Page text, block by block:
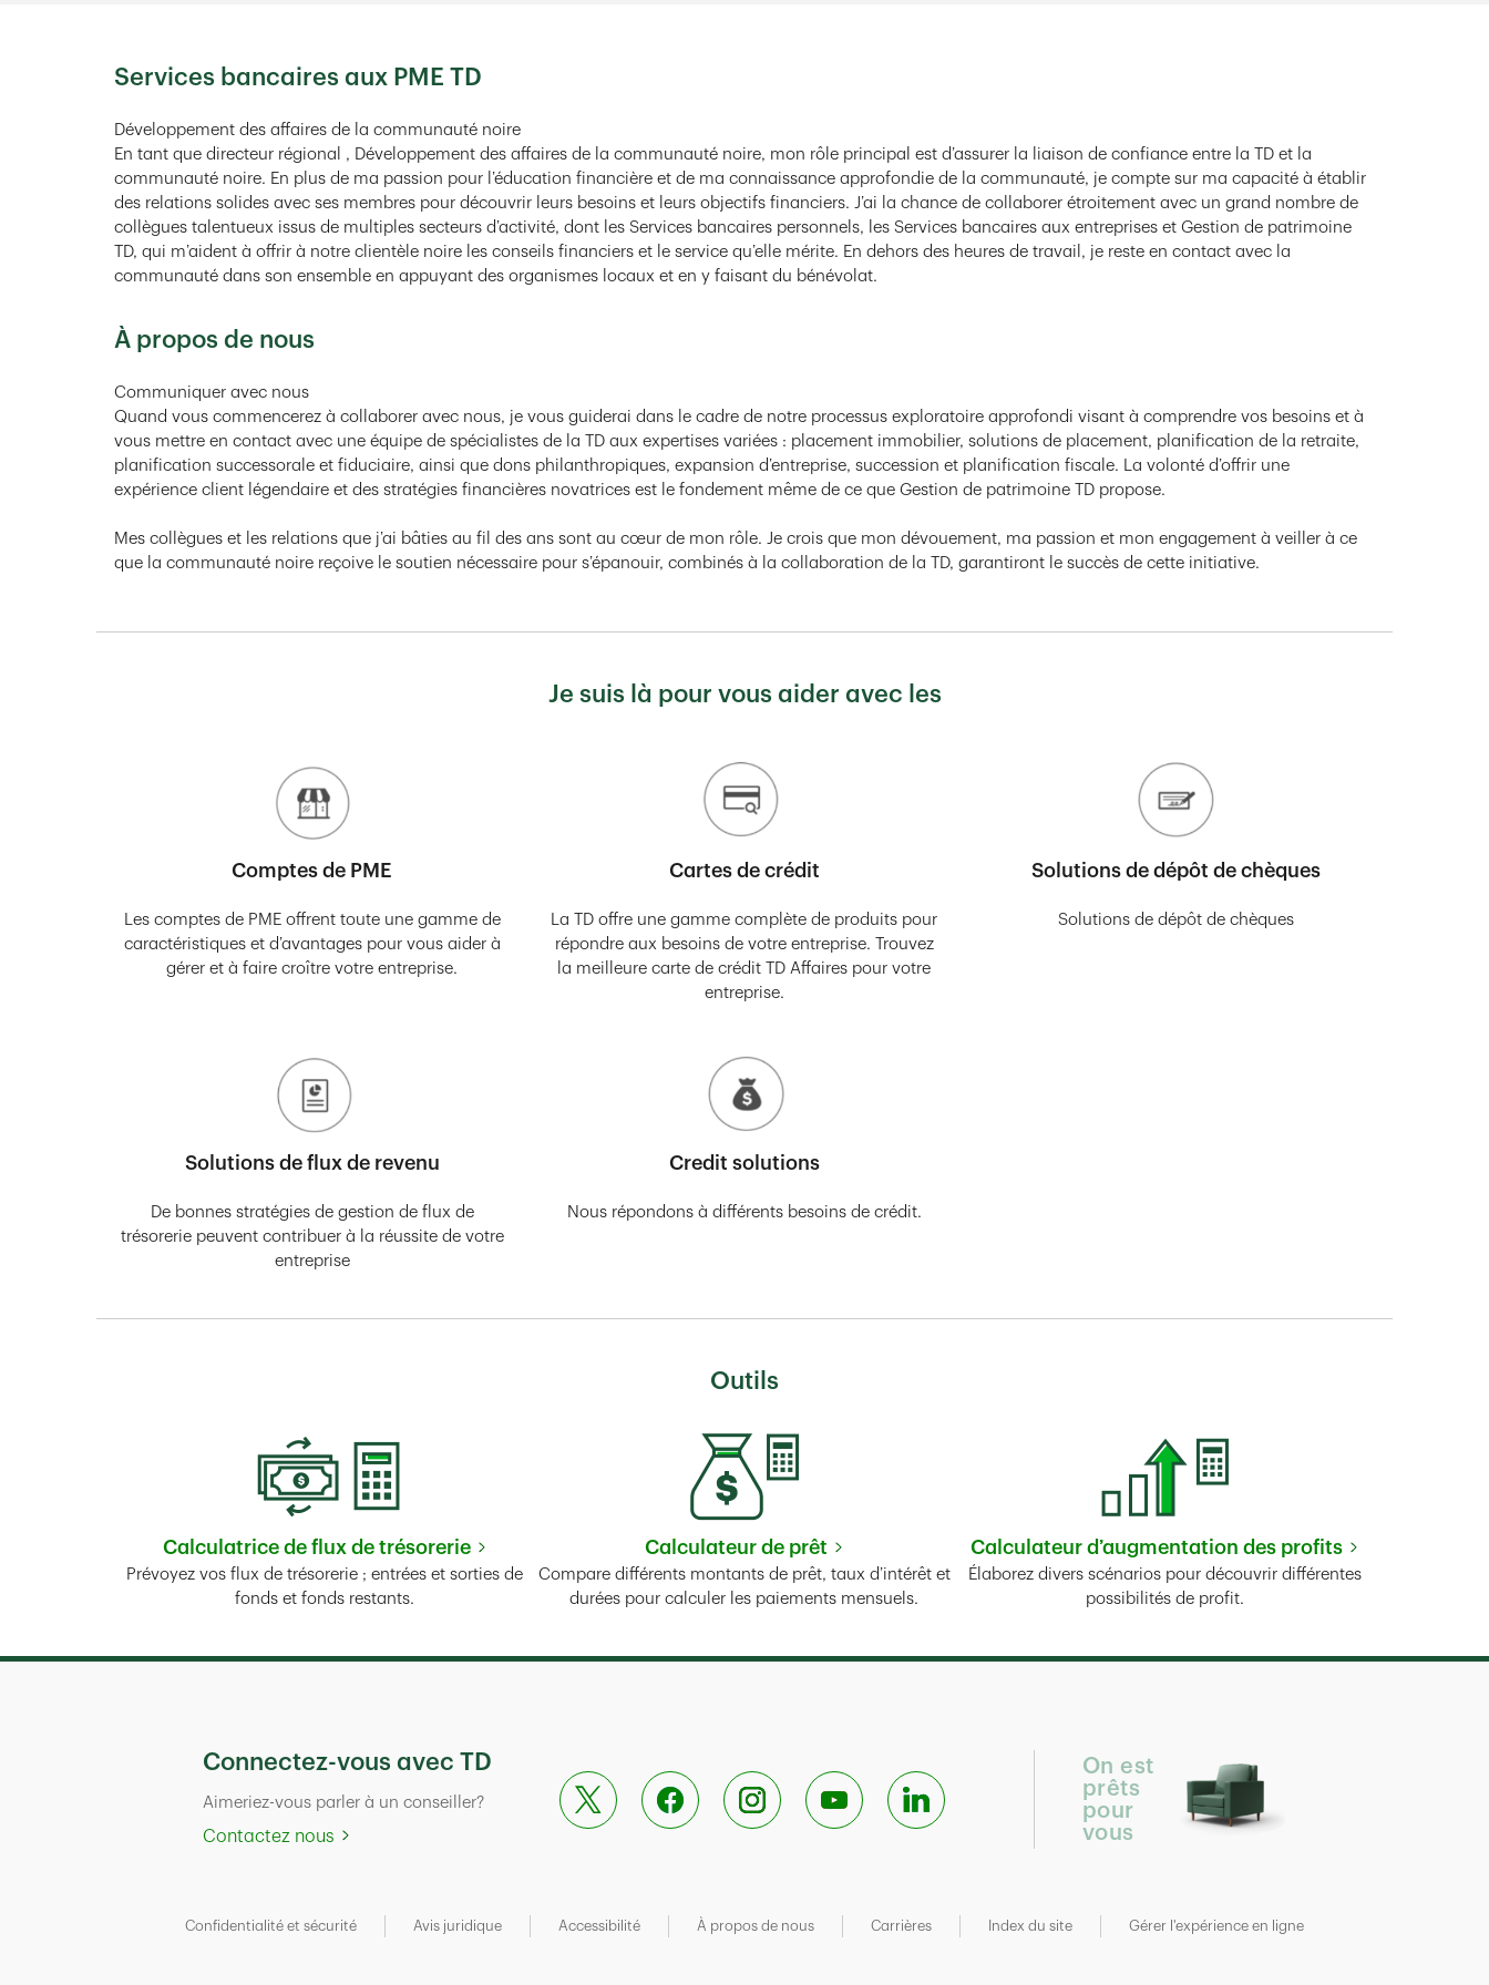
Services bancaires aux PME TD
Développement des affaires de la communauté noire
En tant que directeur régional , Développement des affaires de la communauté noire, mon rôle principal est d’assurer la liaison de confiance entre la TD et la
communauté noire. En plus de ma passion pour l’éducation financière et de ma connaissance approfondie de la communauté, je compte sur ma capacité à établir
des relations solides avec ses membres pour découvrir leurs besoins et leurs objectifs financiers. J’ai la chance de collaborer étroitement avec un grand nombre de
collègues talentueux issus de multiples secteurs d’activité, dont les Services bancaires personnels, les Services bancaires aux entreprises et Gestion de patrimoine
TD, qui m’aident à offrir à notre clientèle noire les conseils financiers et le service qu’elle mérite. En dehors des heures de travail, je reste en contact avec la
communauté dans son ensemble en appuyant des organismes locaux et en y faisant du bénévolat.
À propos de nous
Communiquer avec nous
Quand vous commencerez à collaborer avec nous, je vous guiderai dans le cadre de notre processus exploratoire approfondi visant à comprendre vos besoins et à
vous mettre en contact avec une équipe de spécialistes de la TD aux expertises variées : placement immobilier, solutions de placement, planification de la retraite,
planification successorale et fiduciaire, ainsi que dons philanthropiques, expansion d’entreprise, succession et planification fiscale. La volonté d’offrir une
expérience client légendaire et des stratégies financières novatrices est le fondement même de ce que Gestion de patrimoine TD propose.
Mes collègues et les relations que j’ai bâties au fil des ans sont au cœur de mon rôle. Je crois que mon dévouement, ma passion et mon engagement à veiller à ce
que la communauté noire reçoive le soutien nécessaire pour s’épanouir, combinés à la collaboration de la TD, garantiront le succès de cette initiative.
Je suis là pour vous aider avec les
Comptes de PME
Les comptes de PME offrent toute une gamme de
caractéristiques et d’avantages pour vous aider à
gérer et à faire croître votre entreprise.
Cartes de crédit
La TD offre une gamme complète de produits pour
répondre aux besoins de votre entreprise. Trouvez
la meilleure carte de crédit TD Affaires pour votre
entreprise.
Solutions de dépôt de chèques
Solutions de dépôt de chèques
Solutions de flux de revenu
De bonnes stratégies de gestion de flux de
trésorerie peuvent contribuer à la réussite de votre
entreprise
Credit solutions
Nous répondons à différents besoins de crédit.
Outils
Calculatrice de flux de trésorerie
Link Opens in New Tab
Prévoyez vos flux de trésorerie ; entrées et sorties de
fonds et fonds restants.
Calculateur de prêt
Link Opens in New Tab
Compare différents montants de prêt, taux d’intérêt et
durées pour calculer les paiements mensuels.
Calculateur d’augmentation des profits
Link Opens in New Tab
Élaborez divers scénarios pour découvrir différentes
possibilités de profit.
Connectez-vous avec TD
Aimeriez-vous parler à un conseiller?
Contactez nous
On est
prêts
pour
vous
Confidentialité et sécurité Avis juridique Accessibilité À propos de nous Carrières Index du site Gérer l'expérience en ligne